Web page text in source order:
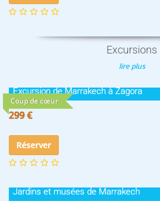
Excursions
lire plus
Coup de cœur
Excursion de Marrakech à Zagora
299 €
Réserver
Jardins et musées de Marrakech